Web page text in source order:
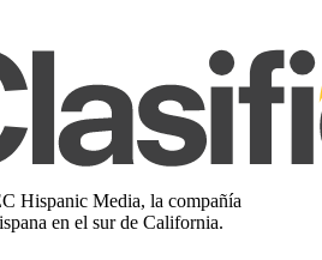
Hispanic Media, la compañía
en el sur de California.